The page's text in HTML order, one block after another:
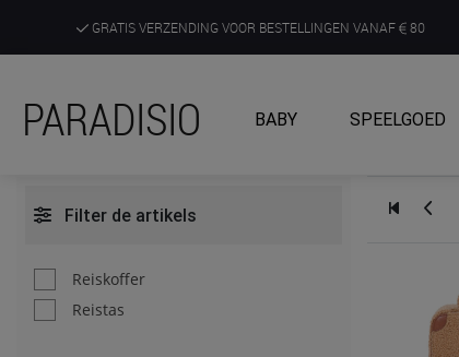
GRATIS VERZENDING VOOR BESTELLINGEN VANAF 80
ONTDEK, BELEEF EN KRIJG ADVIES IN ONZE WINKELS
PARADISIO BABY SPEELGOED
Filter de artikels
Reiskoffer
Reistas